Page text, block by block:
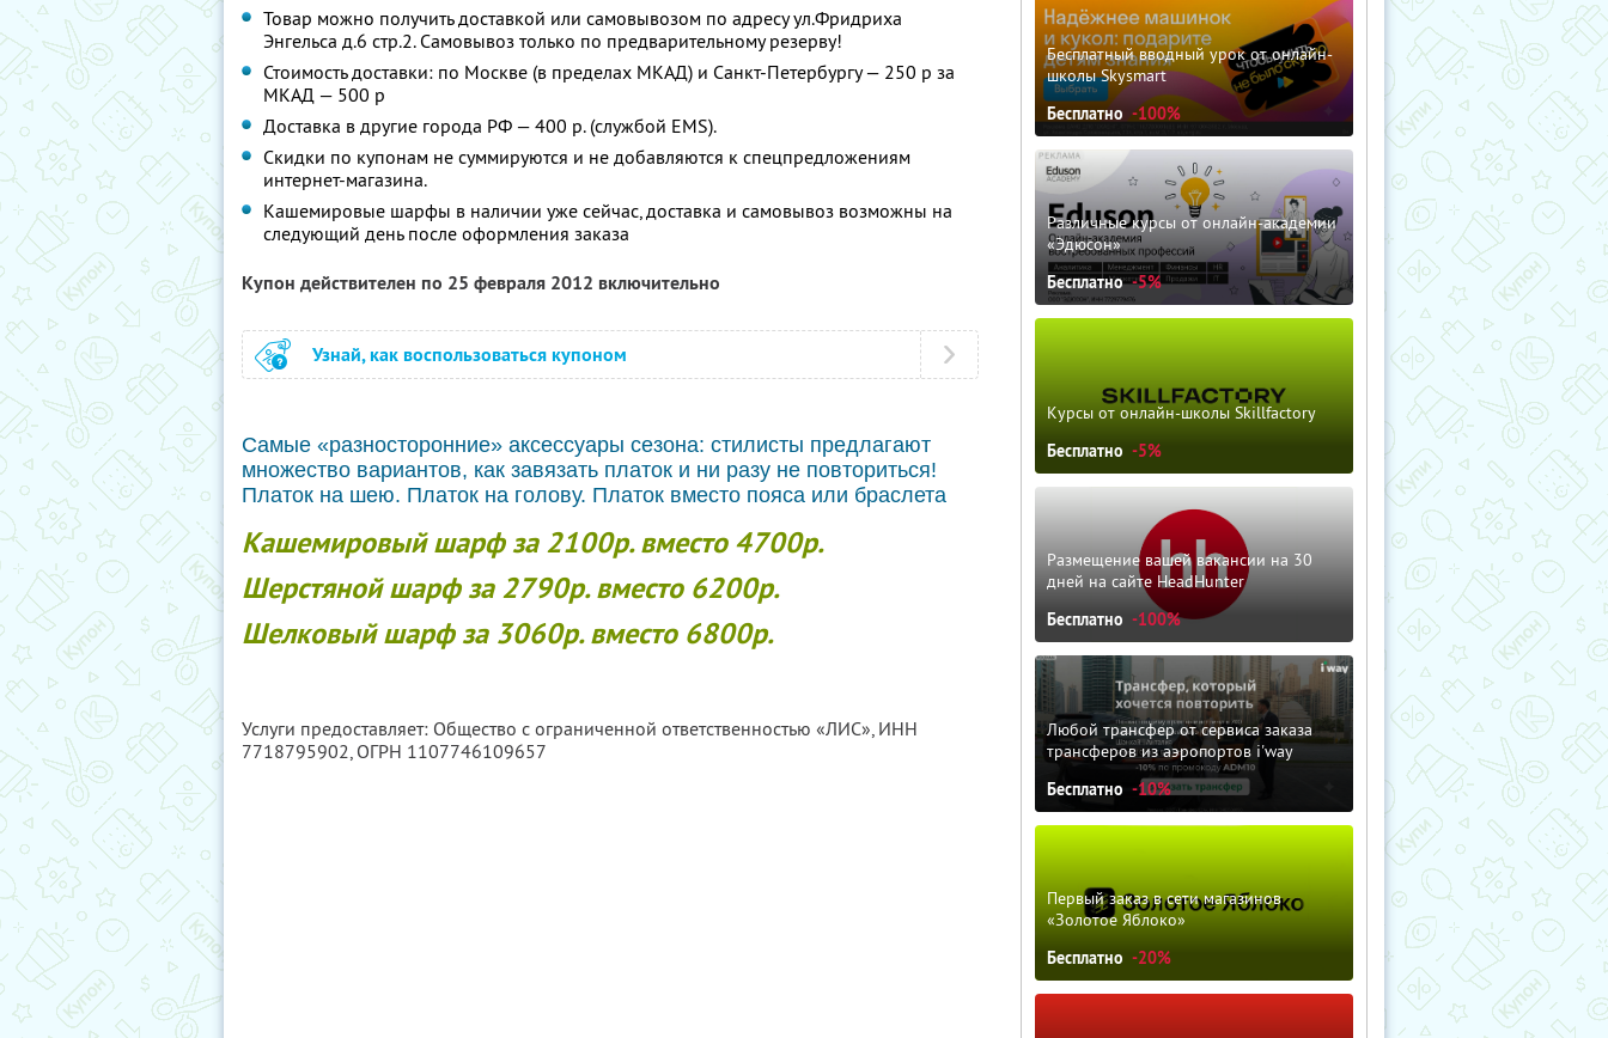
Товар можно получить доставкой или самовывозом по адресу ул.Фридриха
Энгельса д.6 стр.2. Самовывоз только по предварительному резерву!
Стоимость доставки: по Москве (в пределах МКАД) и Санкт-Петербургу — 250 р за
МКАД — 500 р
Доставка в другие города РФ — 400 р. (службой EMS).
Скидки по купонам не суммируются и не добавляются к спецпредложениям
интернет-магазина.
Кашемировые шарфы в наличии уже сейчас, доставка и самовывоз возможны на
следующий день после оформления заказа
Купон действителен по 25 февраля 2012 включительно
Узнай, как воспользоваться купоном
Самые «разносторонние» аксессуары сезона: стилисты предлагают
множество вариантов, как завязать платок и ни разу не повториться!
Платок на шею. Платок на голову. Платок вместо пояса или браслета
Кашемировый шарф за 2100р. вместо 4700р.
Шерстяной шарф за 2790р. вместо 6200р.
Шелковый шарф за 3060р. вместо 6800р.
Услуги предоставляет: Общество с ограниченной ответственностью «ЛИС», ИНН
7718795902, ОГРН 1107746109657
Бесплатный вводный урок от онлайн-
школы Skysmart
Бесплатно -100%
Различные курсы от онлайн-академии
«Эдюсон»
Бесплатно -5%
Курсы от онлайн-школы Skillfactory
Бесплатно -5%
Размещение вашей вакансии на 30
дней на сайте HeadHunter
Бесплатно -100%
Любой трансфер от сервиса заказа
трансферов из аэропортов i'way
Бесплатно -10%
Первый заказ в сети магазинов
«Золотое Яблоко»
Бесплатно -20%